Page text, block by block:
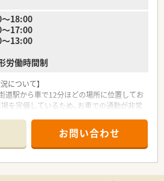
イント】
店舗全体の目標に向かって一丸となって取
め、チームワークを実感しながら楽しく働け
ケーションを重視しており、「あなたに相
う言葉を直接いただける機会が多く、やり
企業であるため、転居を伴う異動の心配が
長く愛される薬剤師として成長を続けられる
18:00
労働時間制
について】
道駅から車で12分ほどの場所に位置してお
場を完備しているため、お車での通勤が非常
科や循環器科、小児科などの多科目を1日
ており、一人ひとりに丁寧な対応が可能で
とパート2名の体制で、事務スタッフも在
お問い合わせ